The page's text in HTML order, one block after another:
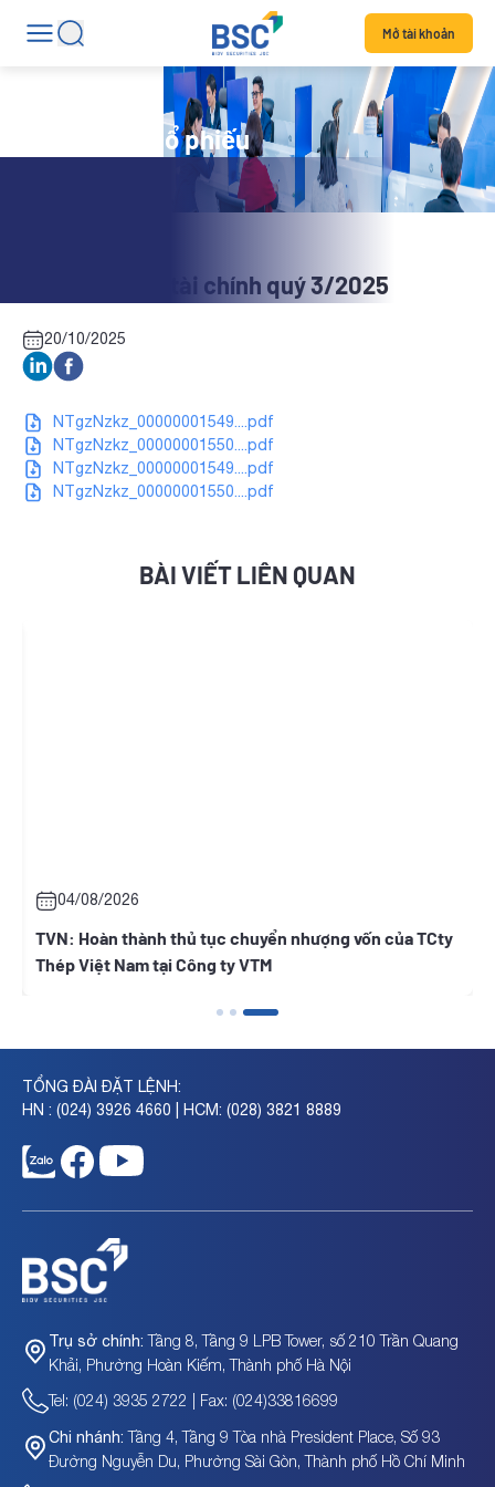
Mở tài khoản
Tin tức mã cổ phiếu
HTT: Báo cáo tài chính quý 3/2025
20/10/2025
NTgzNzkz_00000001549....pdf
NTgzNzkz_00000001550....pdf
NTgzNzkz_00000001549....pdf
NTgzNzkz_00000001550....pdf
BÀI VIẾT LIÊN QUAN
BWE:
2026
thành thủ tục chuyển nhượng vốn của TCty
Nam tại Công ty VTM
TỔNG ĐÀI ĐẶT LỆNH:
HN : (024) 3926 4660 | HCM: (028) 3821 8889
Trụ sở chính: Tầng 8, Tầng 9 LPB Tower, số 210 Trần Quang
Khải, Phường Hoàn Kiếm, Thành phố Hà Nội
Tel: (024) 3935 2722 | Fax: (024)33816699
Chi nhánh: Tầng 4, Tầng 9 Tòa nhà President Place, Số 93
Đường Nguyễn Du, Phường Sài Gòn, Thành phố Hồ Chí Minh